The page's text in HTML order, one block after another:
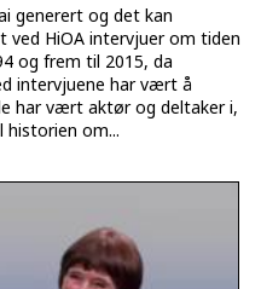
generert og det kan
HiOA intervjuer om tiden
og frem til 2015, da
intervjuene har vært å
har vært aktør og deltaker i,
om...